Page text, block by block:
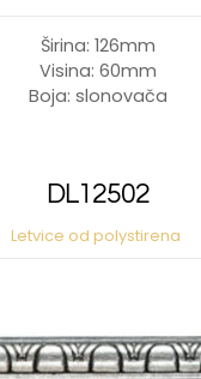
Širina: 126mm
Visina: 60mm
Boja: slonovača
DL12502
Letvice od polystirena